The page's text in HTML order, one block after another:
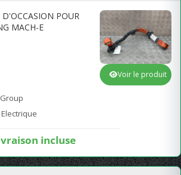
POUR
MACH-E
incluse
Voir le produit